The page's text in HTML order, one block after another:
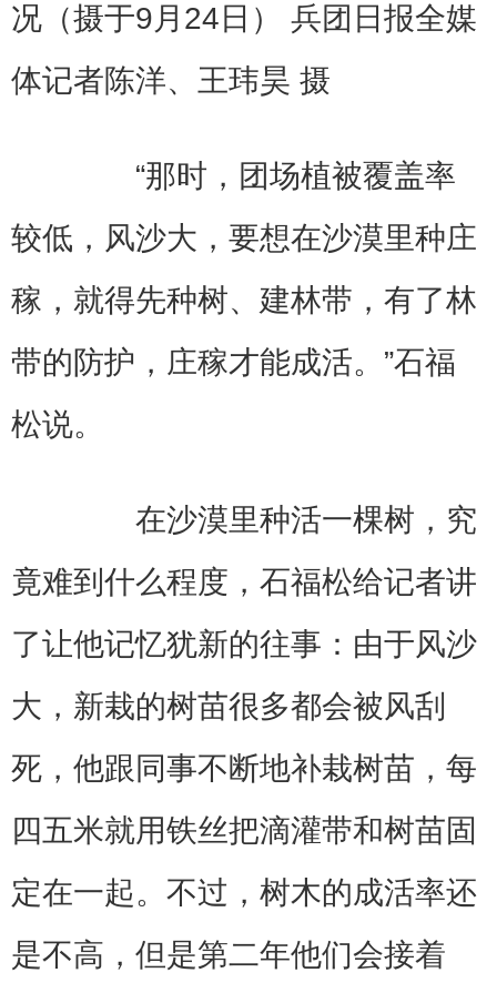
况（摄于9月24日） 兵团日报全媒
体记者陈洋、王玮昊 摄
“那时，团场植被覆盖率
较低，风沙大，要想在沙漠里种庄
稼，就得先种树、建林带，有了林
带的防护，庄稼才能成活。”石福
松说。
在沙漠里种活一棵树，究
竟难到什么程度，石福松给记者讲
了让他记忆犹新的往事：由于风沙
大，新栽的树苗很多都会被风刮
死，他跟同事不断地补栽树苗，每
四五米就用铁丝把滴灌带和树苗固
定在一起。不过，树木的成活率还
是不高，但是第二年他们会接着